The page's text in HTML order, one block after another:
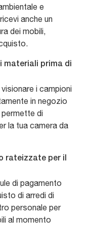
e
anche un
dei mobili,
materiali prima di
i campioni
in negozio
di
la tua camera da
rateizzate per il
di pagamento
di arredi di
personale per
al momento